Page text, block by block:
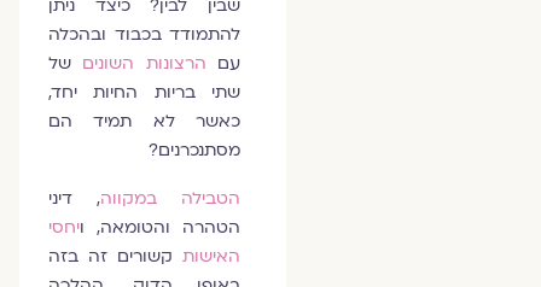
שבין לבין? כיצד ניתן
להתמודד בכבוד ובהכלה
עם הרצונות השוניםשל
שתי בריות החיות יחד,
כאשר לא תמיד הם
מסתנכרנים?
הטבילה במקווה, דיני
הטהרה והטומאה, ו יחסי
האישותקשורים זה בזה